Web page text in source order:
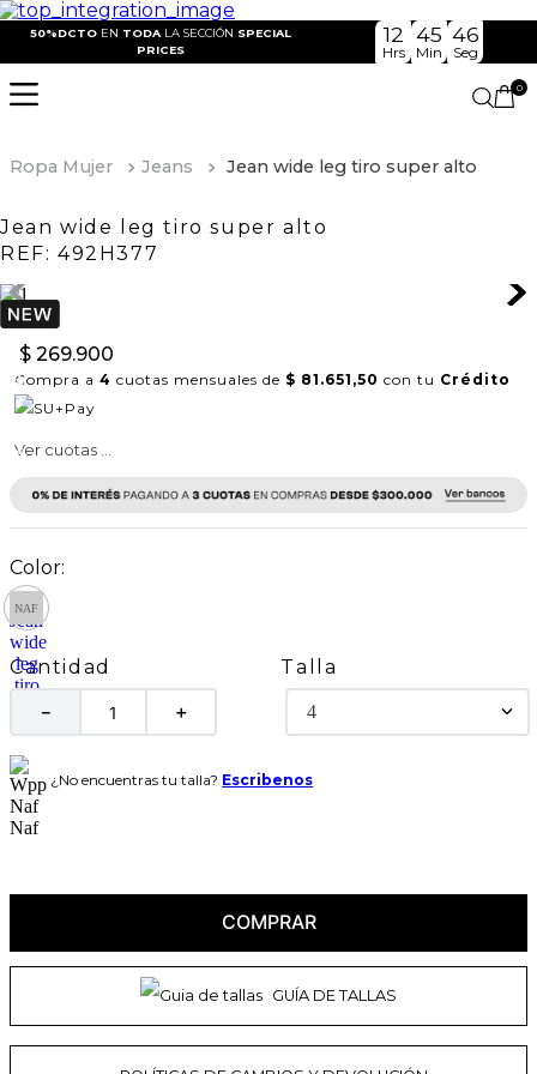
50%DCTO EN TODA LA SECCIÓN SPECIAL
PRICES
12
Hrs
45
Min
46
Seg
0
Ropa Mujer Jeans Jean wide leg tiro super alto
Jean wide leg tiro super alto
REF: 492H377
$ 269.900
Compra a 4 cuotas mensuales de $ 81.651,50 con tu Crédito
Ver cuotas ...
Cantidad
＋
－
Talla
4
¿No encuentras tu talla? Escribenos
COMPRAR
GUÍA DE TALLAS